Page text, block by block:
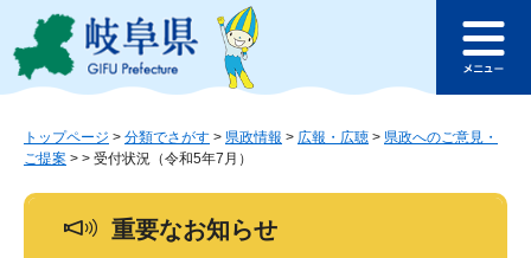
ジ
ュ
このページの本文へ
ュ
トップページ > 分類でさがす > 県政情報 > 広報・広聴 > 県政へのご意見・
ご提案 > > 受付状況（令和5年7月）
重要なお知らせ